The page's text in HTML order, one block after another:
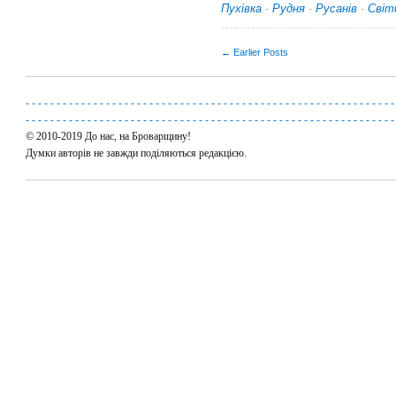
Пухівка · Рудня · Русанів ·
← Earlier Posts
- - - - - - - - - - - - - - - - - - - - - - - - - - - - - - - - - - - - - - - - - - - - - - - - - - - - - - - - - - - -
- - - - - - - - - - - - - - - - - - - - - - - - - - - - - - - - - - - - - - - - - - - - - - - - - - - - - - - - - - - -
© 2010-2019 До нас, на Броварщину!
Думки авторів не завжди поділяються редакцією.